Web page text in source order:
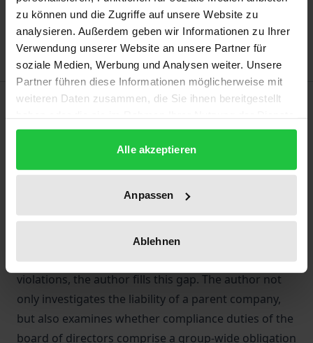
zu können und die Zugriffe auf unsere Website zu
analysieren. Außerdem geben wir Informationen zu Ihrer
Verwendung unserer Website an unsere Partner für
soziale Medien, Werbung und Analysen weiter. Unsere
Partner führen diese Informationen möglicherweise mit
weiteren Daten zusammen, die Sie ihnen bereitgestellt
gesammelt haben.
Alle akzeptieren
Anpassen
Ablehnen
Add to Wish List
Delivery cost notice
Description
Given the increasing number of human rights
louder. The question whether such liability already
exists de lege lata has so far been answered only
fragmentarily. With her paper on the liability of
multinational companies for human rights
violations, the author fills this gap. The author not
only investigates the liability of a parent company,
but also examines whether compliance duties of the
board of directors comprise a group-wide obligation